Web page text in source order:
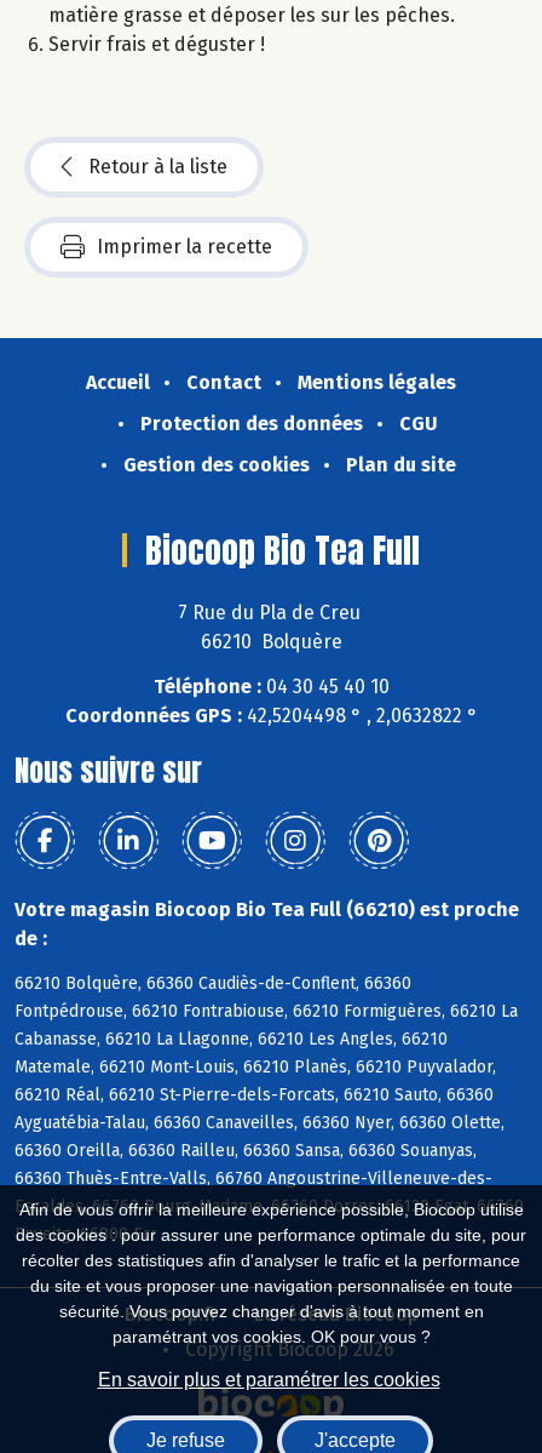
Afin de vous offrir la meilleure expérience possible, Biocoop utilise
des cookies : pour assurer une performance optimale du site, pour
récolter des statistiques afin d'analyser le trafic et la performance
du site et vous proposer une navigation personnalisée en toute
sécurité. Vous pouvez changer d'avis à tout moment en
paramétrant vos cookies. OK pour vous ?
En savoir plus et paramétrer les cookies
Je refuse J'accepte
matière grasse et déposer les sur les pêches.
Servir frais et déguster !
Retour à la liste
Imprimer la recette
Accueil Contact
Mentions légales
Protection des données
CGU
Gestion des cookies
Plan du site
Biocoop Bio Tea Full
7 Rue du Pla de Creu
66210 Bolquère
Téléphone :04 30 45 40 10
Coordonnées GPS :42,5204498 ° , 2,0632822 °
Nous suivre sur
Votre magasin Biocoop Bio Tea Full (66210) est proche
de :
66210 Bolquère, 66360 Caudiès-de-Conflent, 66360
Fontpédrouse, 66210 Fontrabiouse, 66210 Formiguères, 66210 La
Cabanasse, 66210 La Llagonne, 66210 Les Angles, 66210
Matemale, 66210 Mont-Louis, 66210 Planès, 66210 Puyvalador,
66210 Réal, 66210 St-Pierre-dels-Forcats, 66210 Sauto, 66360
Ayguatébia-Talau, 66360 Canaveilles, 66360 Nyer, 66360 Olette,
66360 Oreilla, 66360 Railleu, 66360 Sansa, 66360 Souanyas,
66360 Thuès-Entre-Valls, 66760 Angoustrine-Villeneuve-des-
Escaldes, 66760 Bourg-Madame, 66760 Dorres, 66120 Egat, 66760
Enveitg, 66800 Err
Biocoop.fr
Le réseau Biocoop
Copyright Biocoop 2026